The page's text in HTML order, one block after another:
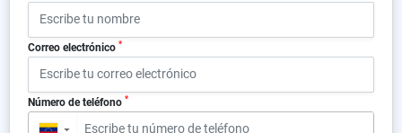
Correo electrónico *
Número de teléfono *
▼